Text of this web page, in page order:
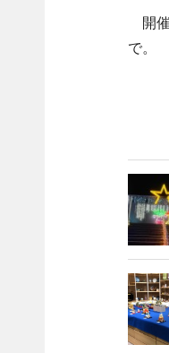
開催
で。